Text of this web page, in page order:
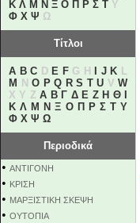
Κ Λ Μ Ν Ξ Ο Π Ρ Σ Τ Υ
Φ Χ Ψ Ω
Τίτλοι
A B C D E FG H J K L
M
N O P Q R S T U V W
X Y ZΑ Β Γ Δ Ε Ζ Η Θ
Κ Λ Μ Ν Ξ Ο Π Ρ Σ Τ Υ
Φ Χ Ψ Ω
Περιοδικά
• ΑΝΤΙΓΟΝΗ
• ΚΡΙΣΗ
• ΜΑΡΞΙΣΤΙΚΗ ΣΚΕΨΗ
• ΟΥΤΟΠΙΑ